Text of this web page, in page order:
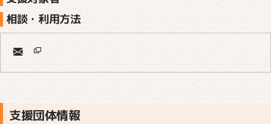
相談・利用方法
支援団体情報